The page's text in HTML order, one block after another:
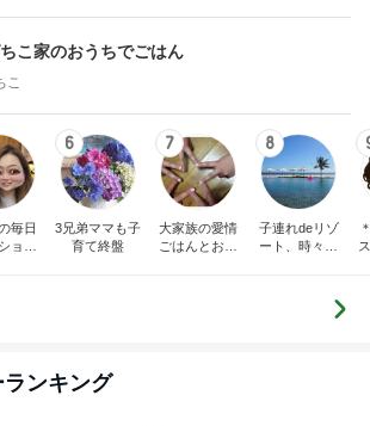
こ家のおうちでごはん
こ
毎日
ョン
6
3兄弟ママも子
育て終盤
7
大家族の愛情
ごはんとお弁
8
子連れdeリゾ
ート、時々キ
ランキング